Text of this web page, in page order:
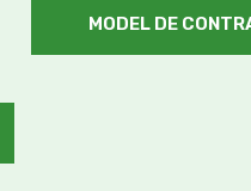
MODEL DE